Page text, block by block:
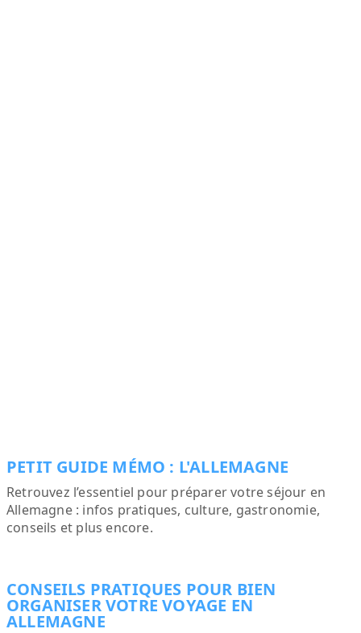
PETIT GUIDE MÉMO : L'ALLEMAGNE
Retrouvez l’essentiel pour préparer votre séjour en
Allemagne : infos pratiques, culture, gastronomie,
conseils et plus encore.
CONSEILS PRATIQUES POUR BIEN
ORGANISER VOTRE VOYAGE EN
ALLEMAGNE